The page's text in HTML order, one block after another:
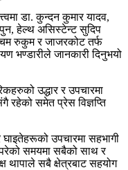
डा. कुन्दन कुमार यादव,
हेल्थ असिस्टेन्ट सुदिप
रुकुम र जाजरकोट तर्फ
भण्डारीले जानकारी दिनुभयो
उद्धार र उपचारमा
रहेको समेत प्रेस विज्ञप्ति
घाइतेहरूको उपचारमा सहभागी
समयमा सबैको साथ र
थापाले सबै क्षेत्रबाट सहयोग